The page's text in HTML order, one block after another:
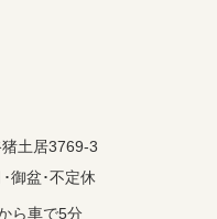
土居3769-3
御盆･不定休
ら車で5分